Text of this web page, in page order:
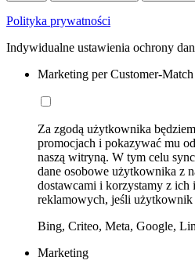
Polityka prywatności
Indywidualne ustawienia ochrony
Marketing per Customer-Match
Za zgodą użytkownika
promocjach i pokazywać mu
naszą witryną. W tym celu
dane osobowe użytkownika z
dostawcami i korzystamy z ich
reklamowych, jeśli użytkownik
Bing, Criteo, Meta, Google,
Marketing